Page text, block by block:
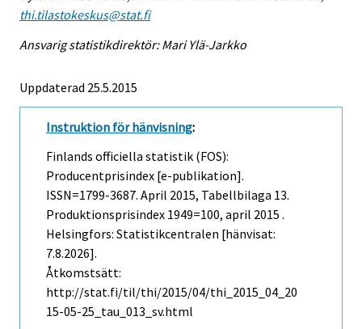
thi.tilastokeskus@stat.fi
Ansvarig statistikdirektör: Mari Ylä-Jarkko
Uppdaterad 25.5.2015
Instruktion för hänvisning:
Finlands officiella statistik (FOS):
Producentprisindex [e-publikation].
ISSN=1799-3687. April 2015, Tabellbilaga 13.
Produktionsprisindex 1949=100, april 2015 .
Helsingfors: Statistikcentralen [hänvisat:
7.8.2026].
Åtkomstsätt:
http://stat.fi/til/thi/2015/04/thi_2015_04_20
15-05-25_tau_013_sv.html